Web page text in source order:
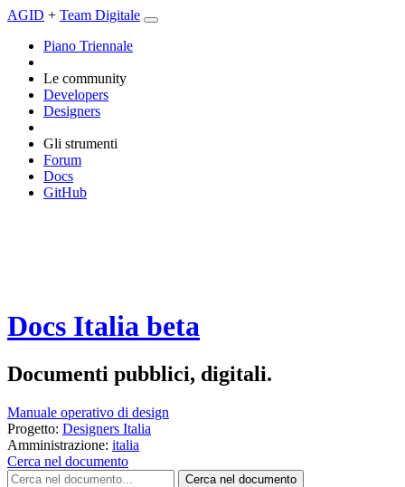
AGID + Team Digitale
Piano Triennale
Le community
Developers
Designers
Gli strumenti
Forum
Docs
GitHub
Docs Italia beta
Documenti pubblici, digitali.
Manuale operativo di design
Progetto: Designers Italia
Amministrazione: italia
Cerca nel documento
Cerca nel documento